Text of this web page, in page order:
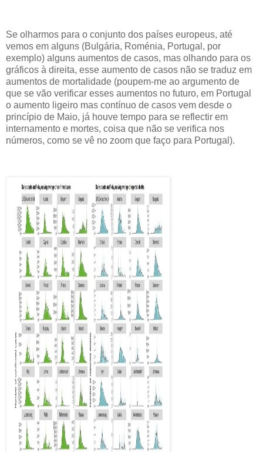
Se olharmos para o conjunto dos países europeus, até
vemos em alguns (Bulgária, Roménia, Portugal, por
exemplo) alguns aumentos de casos, mas olhando para os
gráficos à direita, esse aumento de casos não se traduz em
aumentos de mortalidade (poupem-me ao argumento de
que se vão verificar esses aumentos no futuro, em Portugal
o aumento ligeiro mas contínuo de casos vem desde o
princípio de Maio, já houve tempo para se reflectir em
internamento e mortes, coisa que não se verifica nos
números, como se vê no zoom que faço para Portugal).